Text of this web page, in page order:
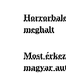
meghalt
Most
magyar